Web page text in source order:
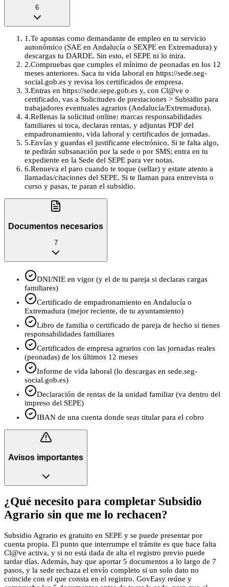
6
1 .Te apuntas como demandante de empleo en tu servicio
autonómico (SAE en Andalucía o SEXPE en Extremadura) y
descargas tu DARDE. Sin esto, el SEPE ni lo mira.
2.Compruebas que cumples el mínimo de peonadas en los 12
meses anteriores. Saca tu vida laboral en https://sede.seg-
social.gob.es y revisa los certificados de empresa.
3.Entras en https://sede.sepe.gob.es y, con Cl@ve o
certificado, vas a Solicitudes de prestaciones > Subsidio para
trabajadores eventuales agrarios (Andalucía/Extremadura).
4.Rellenas la solicitud online: marcas responsabilidades
familiares si toca, declaras rentas, y adjuntas PDF del
empadronamiento, vida laboral y certificados de jornadas.
5.Envías y guardas el justificante electrónico. Si te falta algo,
te pedirán subsanación por la sede o por SMS; entra en tu
expediente en la Sede del SEPE para ver notas.
6.Renueva el paro cuando te toque (sellar) y estate atento a
llamadas/citaciones del SEPE. Si te llaman para entrevista o
curso y pasas, te paran el subsidio.
Documentos necesarios
7
DNI/NIE en vigor (y el de tu pareja si declaras cargas
familiares)
Certificado de empadronamiento en Andalucía o
Extremadura (mejor reciente, de tu ayuntamiento)
Libro de familia o certificado de pareja de hecho si tienes
responsabilidades familiares
Certificados de empresa agrarios con las jornadas reales
(peonadas) de los últimos 12 meses
Informe de vida laboral (lo descargas en sede.seg-
social.gob.es)
Declaración de rentas de la unidad familiar (va dentro del
impreso del SEPE)
IBAN de una cuenta donde seas titular para el cobro
Avisos importantes
¿Qué necesito para completar Subsidio
Agrario sin que me lo rechacen?
Subsidio Agrario es gratuito en SEPE y se puede presentar por
cuenta propia. El punto que interrumpe el trámite es que hace falta
Cl@ve activa, y si no está dada de alta el registro previo puede
tardar días. Además, hay que aportar 5 documentos a lo largo de 7
pasos, y la sede rechaza el envío completo si un solo dato no
coincide con el que consta en el registro. GovEasy reúne y